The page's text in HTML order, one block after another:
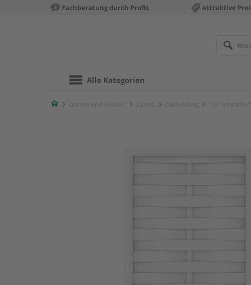
Fachberatung durch Profis Attraktive
Alle Kategorien
Home